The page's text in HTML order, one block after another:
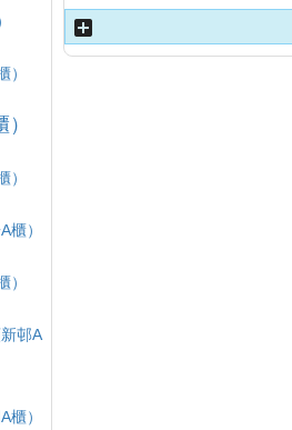
）
）
櫃）
）
邨A
櫃）